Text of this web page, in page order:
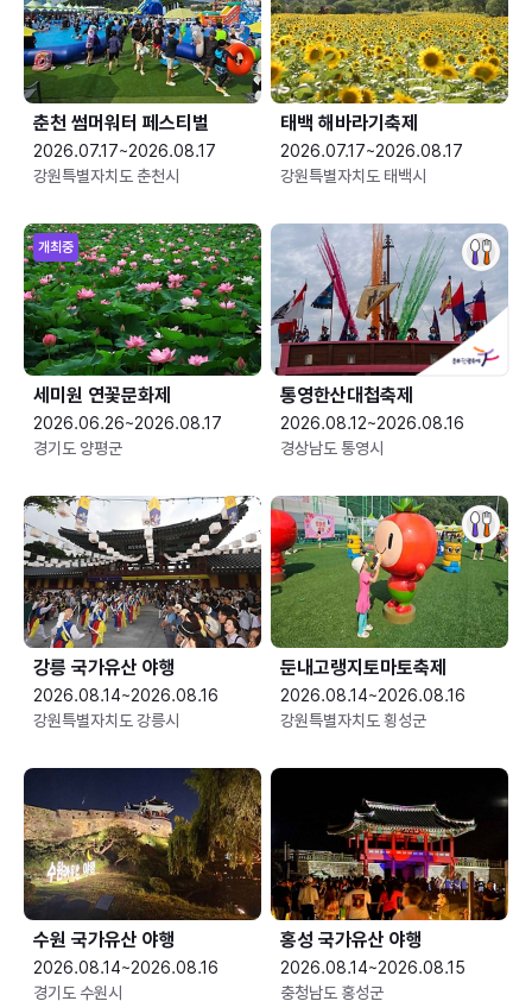
춘천 썸머워터 페스티벌
2026.07.17~2026.08.17
강원특별자치도 춘천시
태백 해바라기축제
2026.07.17~2026.08.17
강원특별자치도 태백시
개최중
세미원 연꽃문화제
2026.06.26~2026.08.17
경기도 양평군
통영한산대첩축제
2026.08.12~2026.08.16
경상남도 통영시
강릉 국가유산 야행
2026.08.14~2026.08.16
강원특별자치도 강릉시
둔내고랭지토마토축제
2026.08.14~2026.08.16
강원특별자치도 횡성군
수원 국가유산 야행
2026.08.14~2026.08.16
경기도 수원시
홍성 국가유산 야행
2026.08.14~2026.08.15
충청남도 홍성군